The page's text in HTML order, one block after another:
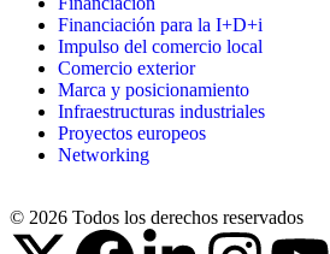
Financiación para la I+D+i
Impulso del comercio local
Comercio exterior
Marca y posicionamiento
Infraestructuras industriales
Proyectos europeos
Networking
© 2026 Todos los derechos reservados